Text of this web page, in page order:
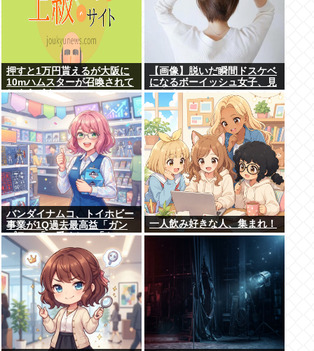
押すと1万円貰えるが大阪に
10mハムスターが召喚されて
しまうボタン
【画像】脱いだ瞬間ドスケベ
になるボーイッシュ女子、見
つかるwww
バンダイナムコ、トイホビー
事業が1Q過去最高益「ガン
プラ」「一番くじ」「トレ
カ」など大人向け商材好調で
一人飲み好きな人、集まれ！